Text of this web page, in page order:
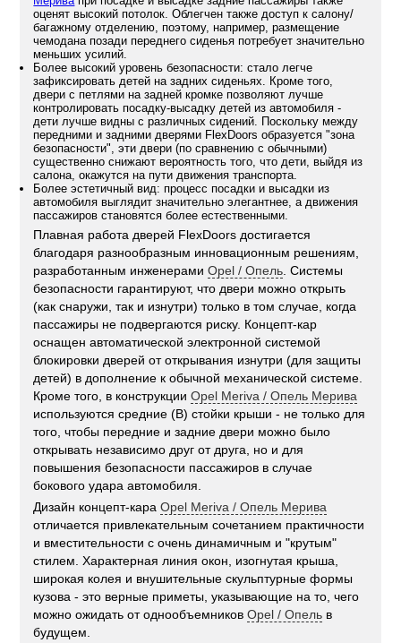
оценят высокий потолок. Облегчен также доступ к салону/
багажному отделению, поэтому, например, размещение
чемодана позади переднего сиденья потребует значительно
меньших усилий.
Более высокий уровень безопасности: стало легче
зафиксировать детей на задних сиденьях. Кроме того,
двери с петлями на задней кромке позволяют лучше
контролировать посадку-высадку детей из автомобиля -
дети лучше видны с различных сидений. Поскольку между
передними и задними дверями FlexDoors образуется "зона
безопасности", эти двери (по сравнению с обычными)
существенно снижают вероятность того, что дети, выйдя из
салона, окажутся на пути движения транспорта.
Более эстетичный вид: процесс посадки и высадки из
автомобиля выглядит значительно элегантнее, а движения
пассажиров становятся более естественными.
Плавная работа дверей FlexDoors достигается
благодаря разнообразным инновационным решениям,
разработанным инженерамиOpel / Опель. Системы
безопасности гарантируют, что двери можно открыть
(как снаружи, так и изнутри) только в том случае, когда
пассажиры не подвергаются риску. Концепт-кар
оснащен автоматической электронной системой
блокировки дверей от открывания изнутри (для защиты
детей) в дополнение к обычной механической системе.
Кроме того, в конструкцииOpel Meriva / Опель Мерива
используются средние (В) стойки крыши - не только для
того, чтобы передние и задние двери можно было
открывать независимо друг от друга, но и для
повышения безопасности пассажиров в случае
бокового удара автомобиля.
Дизайн концепт-караOpel Meriva / Опель Мерива
отличается привлекательным сочетанием практичности
и вместительности с очень динамичным и "крутым"
стилем. Характерная линия окон, изогнутая крыша,
широкая колея и внушительные скульптурные формы
кузова - это верные приметы, указывающие на то, чего
можно ожидать от однообъемниковOpel / Опель в
будущем.